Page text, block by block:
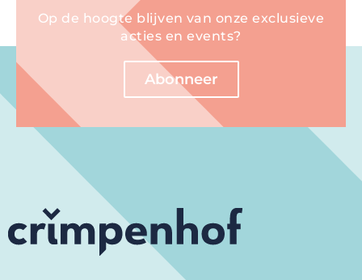
Op de hoogte blijven van onze exclusieve
acties en events?
Abonneer